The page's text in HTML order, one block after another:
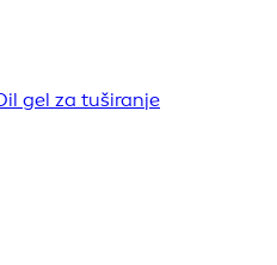
gel za tuširanje